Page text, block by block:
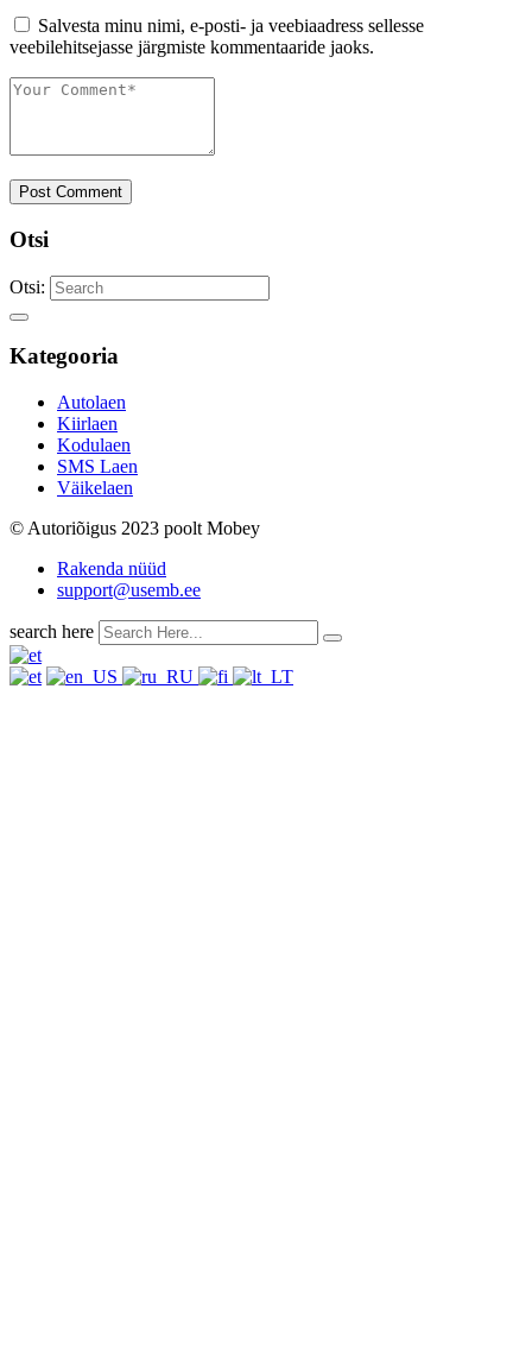
Salvesta minu nimi, e-posti- ja veebiaadress sellesse
veebilehitsejasse järgmiste kommentaaride jaoks.
Post Comment
Otsi
Otsi:
Kategooria
Autolaen
Kiirlaen
Kodulaen
SMS Laen
Väikelaen
© Autoriõigus 2023 poolt Mobey
Rakenda nüüd
support@usemb.ee
search here